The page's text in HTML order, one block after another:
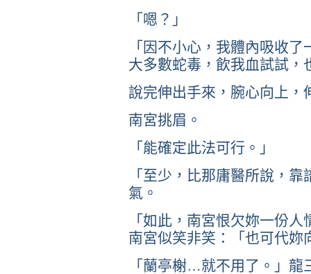
「嗯？」
「因不小心，我體內吸收
大多數蛇毒，飲我血試試，
說完伸出手來，腕心向上，
南宮挑眉。
「能確定此法可行。」
「至少，比那庸醫所說，
氣。
「如此，南宮恨欠妳一份
南宮似笑非笑：「也可代妳
「蘭亭榭…就不用了。」龍